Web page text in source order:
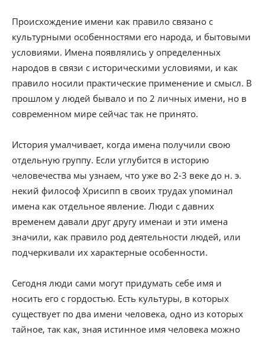
Происхождение имени как правило связано с
культурными особенностями его народа, и бытовыми
условиями. Имена появлялись у определенных
народов в связи с историческими условиями, и как
правило носили практические применение и смысл. В
прошлом у людей бывало и по 2 личных имени, но в
современном мире сейчас так не принято.
История умалчивает, когда имена получили свою
отдельную группу. Если углубится в историю
человечества мы узнаем, что уже во 2-3 веке до н. э.
некий философ Хрисипп в своих трудах упоминал
имена как отдельное явление. Люди с давних
временем давали друг другу именаи и эти имена
значили, как правило род деятельности людей, или
подчеркивали их характерные особенности.
Сегодня люди сами могут придумать себе имя и
носить его с гордостью. Есть культуры, в которых
существует по два имени человека, одно из которых
тайное, так как, зная истинное имя человека можно